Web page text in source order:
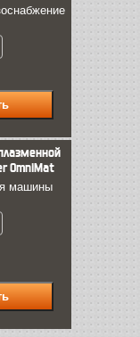
OmniMat
машины